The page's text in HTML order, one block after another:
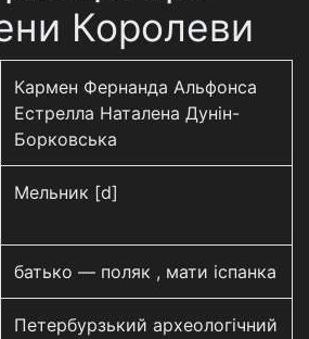
Королеви
Кармен Фернанда Альфонса
Естрелла Наталена Дунін-
Борковська
Мельник [d]
батько — поляк , мати іспанка
Петербурзький археологічний